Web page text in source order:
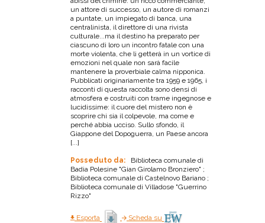
un attore di successo, un autore di romanzi
a puntate, un impiegato di banca, una
centralinista, il direttore di una rivista
culturale...ma il destino ha preparato per
ciascuno di loro un incontro fatale con una
morte violenta, che li getterà in un vortice di
emozioni nel quale non sarà facile
mantenere la proverbiale calma nipponica.
Pubblicati originariamente tra 1959 e 1965, i
racconti di questa raccolta sono densi di
atmosfera e costruiti con trame ingegnose e
lucidissime: il cuore del mistero non è
scoprire chi sia il colpevole, ma come e
perché abbia ucciso. Sullo sfondo, il
Giappone del Dopoguerra, un Paese ancora
[...]
Posseduto da:
Biblioteca comunale di
Badia Polesine "Gian Girolamo Bronziero" ;
Biblioteca comunale di Castelnovo Bariano ;
Biblioteca comunale di Villadose "Guerrino
Rizzo"
Esporta Scheda su